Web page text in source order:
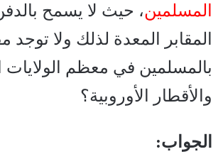
المسلمين، حيث لا يسمح
المقابر المعدة لذلك ولا توجد
بالمسلمين في معظم الولايات
والأقطار الأوروبية؟
الجواب: